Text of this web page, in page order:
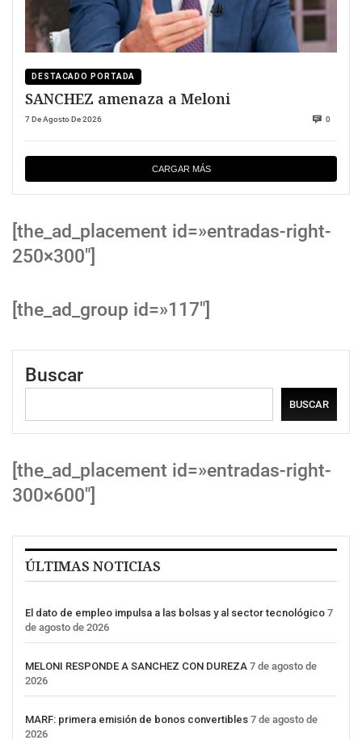
DESTACADO PORTADA
SANCHEZ amenaza a Meloni
7 De Agosto De 2026 0
CARGAR MÁS
[the_ad_placement id=»entradas-right-
250×300″]
[the_ad_group id=»117″]
Buscar
BUSCAR
[the_ad_placement id=»entradas-right-
300×600″]
ÚLTIMAS NOTICIAS
El dato de empleo impulsa a las bolsas y al sector tecnológico 7
de agosto de 2026
MELONI RESPONDE A SANCHEZ CON DUREZA 7 de agosto de
2026
MARF: primera emisión de bonos convertibles 7 de agosto de
2026